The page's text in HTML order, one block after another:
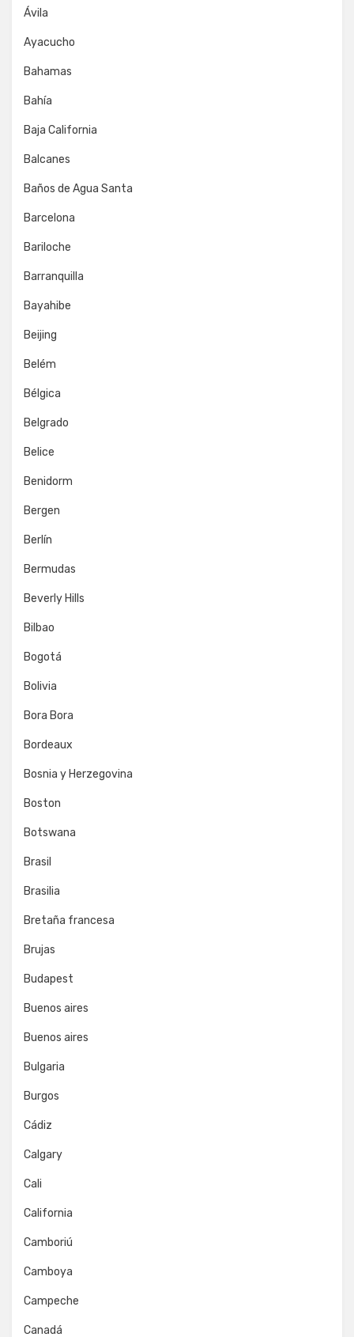
Ávila
Ayacucho
Bahamas
Bahía
Baja California
Balcanes
Baños de Agua Santa
Barcelona
Bariloche
Barranquilla
Bayahibe
Beijing
Belém
Bélgica
Belgrado
Belice
Benidorm
Bergen
Berlín
Bermudas
Beverly Hills
Bilbao
Bogotá
Bolivia
Bora Bora
Bordeaux
Bosnia y Herzegovina
Boston
Botswana
Brasil
Brasilia
Bretaña francesa
Brujas
Budapest
Buenos aires
Buenos aires
Bulgaria
Burgos
Cádiz
Calgary
Cali
California
Camboriú
Camboya
Campeche
Canadá